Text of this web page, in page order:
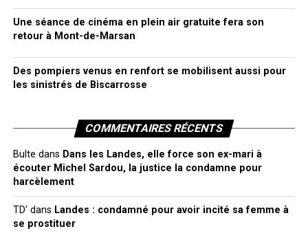
Une séance de cinéma en plein air gratuite fera son
retour à Mont-de-Marsan
Des pompiers venus en renfort se mobilisent aussi pour
les sinistrés de Biscarrosse
COMMENTAIRES RÉCENTS
Bulte dans Dans les Landes, elle force son ex-mari à
écouter Michel Sardou, la justice la condamne pour
harcèlement
TD' dans Landes : condamné pour avoir incité sa femme à
se prostituer